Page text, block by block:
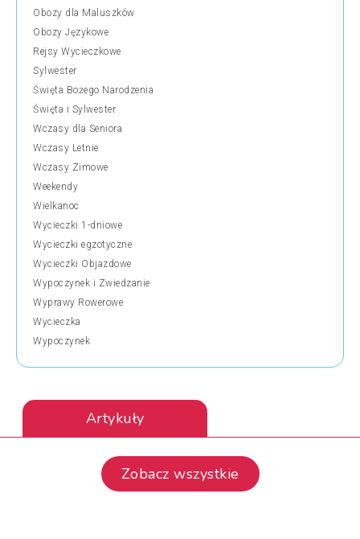
Obozy dla Maluszków
Obozy Językowe
Rejsy Wycieczkowe
Sylwester
Święta Bożego Narodzenia
Święta i Sylwester
Wczasy dla Seniora
Wczasy Letnie
Wczasy Zimowe
Weekendy
Wielkanoc
Wycieczki 1-dniowe
Wycieczki egzotyczne
Wycieczki Objazdowe
Wypoczynek i Zwiedzanie
Wyprawy Rowerowe
Wycieczka
Wypoczynek
Artykuły
Zobacz wszystkie